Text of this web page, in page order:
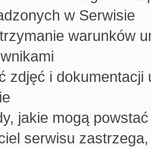
w Serwisie
warunków
zdjęć i
jakie mogą
serwisu